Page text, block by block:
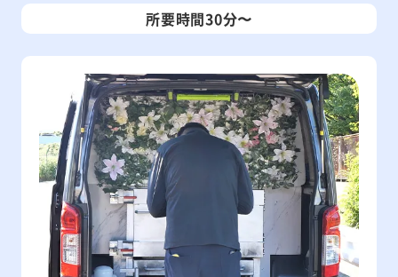
所要時間30分〜